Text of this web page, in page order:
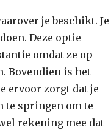
je beschikt. Je
Deze optie
omdat ze op
Bovendien is het
ervoor zorgt dat je
te springen om te
rekening mee dat